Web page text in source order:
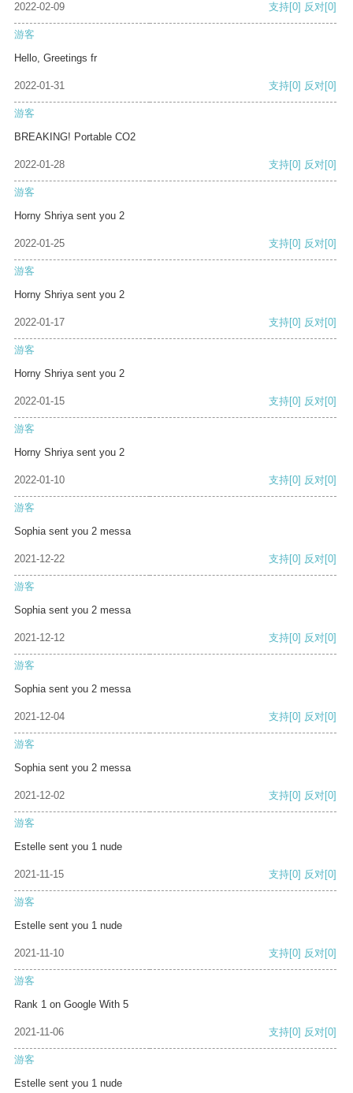
2022-02-09 支持[0] 反对[0]
游客
Hello, Greetings fr
2022-01-31 支持[0] 反对[0]
游客
BREAKING! Portable CO2
2022-01-28 支持[0] 反对[0]
游客
Horny Shriya sent you 2
2022-01-25 支持[0] 反对[0]
游客
Horny Shriya sent you 2
2022-01-17 支持[0] 反对[0]
游客
Horny Shriya sent you 2
2022-01-15 支持[0] 反对[0]
游客
Horny Shriya sent you 2
2022-01-10 支持[0] 反对[0]
游客
Sophia sent you 2 messa
2021-12-22 支持[0] 反对[0]
游客
Sophia sent you 2 messa
2021-12-12 支持[0] 反对[0]
游客
Sophia sent you 2 messa
2021-12-04 支持[0] 反对[0]
游客
Sophia sent you 2 messa
2021-12-02 支持[0] 反对[0]
游客
Estelle sent you 1 nude
2021-11-15 支持[0] 反对[0]
游客
Estelle sent you 1 nude
2021-11-10 支持[0] 反对[0]
游客
Rank 1 on Google With 5
2021-11-06 支持[0] 反对[0]
游客
Estelle sent you 1 nude